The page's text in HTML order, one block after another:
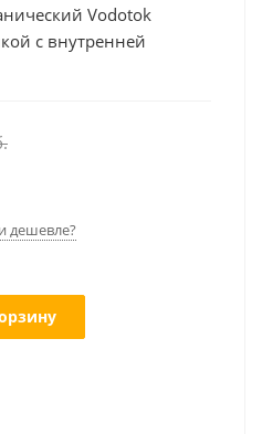
Vodotok
с внутренней
дешевле?